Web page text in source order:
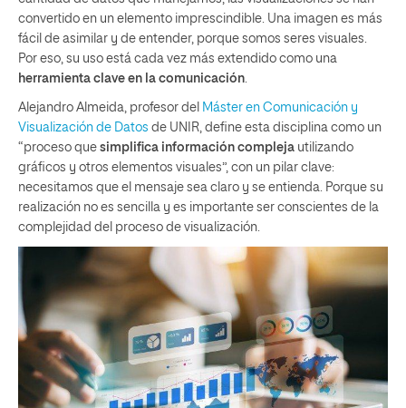
convertido en un elemento imprescindible. Una imagen es más
fácil de asimilar y de entender, porque somos seres visuales.
Por eso, su uso está cada vez más extendido como una
herramienta clave en la comunicación.
Alejandro Almeida, profesor del Máster en Comunicación y
Visualización de Datos de UNIR, define esta disciplina como un
“proceso que simplifica información compleja utilizando
gráficos y otros elementos visuales”, con un pilar clave:
necesitamos que el mensaje sea claro y se entienda. Porque su
realización no es sencilla y es importante ser conscientes de la
complejidad del proceso de visualización.